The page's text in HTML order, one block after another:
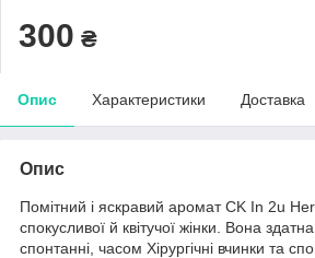
300 ₴
Опис Характеристики Доставка
Опис
Помітний і яскравий аромат CK In 2u Her
спокусливої й квітучої жінки. Вона
спонтанні, часом Хірургічні вчинки та